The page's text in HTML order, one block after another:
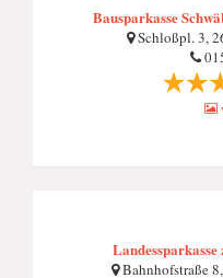
Bausparkasse
Schloßpl. 3,
Bahnhofstraße